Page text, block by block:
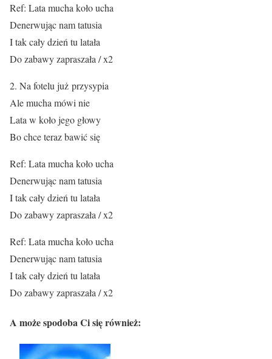
Ref: Lata mucha koło ucha
Denerwując nam tatusia
I tak cały dzień tu latała
Do zabawy zapraszała / x2
2. Na fotelu już przysypia
Ale mucha mówi nie
Lata w koło jego głowy
Bo chce teraz bawić się
Ref: Lata mucha koło ucha
Denerwując nam tatusia
I tak cały dzień tu latała
Do zabawy zapraszała / x2
Ref: Lata mucha koło ucha
Denerwując nam tatusia
I tak cały dzień tu latała
Do zabawy zapraszała / x2
A może spodoba Ci się również: